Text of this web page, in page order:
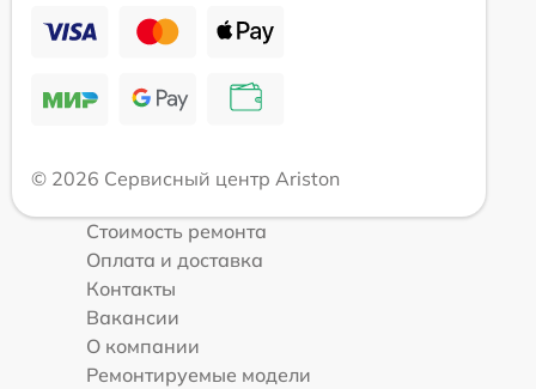
© 2026 Сервисный центр Ariston
Стоимость ремонта
Оплата и доставка
Контакты
Вакансии
О компании
Ремонтируемые модели